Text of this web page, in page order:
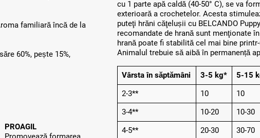
familiară încă de la
60%, pește 15%,
PROAGIL
cu 1 parte apă caldă (40-50° C), se va
exterioară a crochetelor. Acesta
puteţi hrăni căţelușii cu BELCANDO
recomandate de hrană sunt menţionate
hrană poate fi stabilită cel mai bine
Animalul trebuie să aibă în permanență
Vârsta în săptămâni 3-5 kg* 5-15
2-3**
10 10
3-4**
10-20 10-30
4-5**
20-30 30-70